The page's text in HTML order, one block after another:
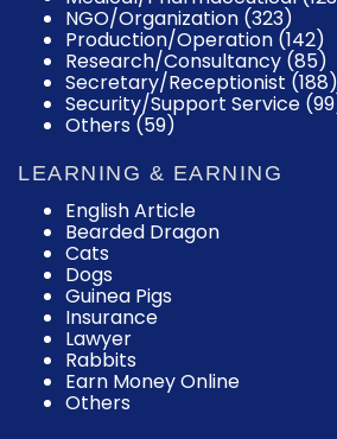
NGO/Organization (323)
Production/Operation (142)
Research/Consultancy (85)
Secretary/Receptionist (188)
Security/Support Service
Others (59)
LEARNING & EARNING
English Article
Bearded Dragon
Cats
Dogs
Guinea Pigs
Insurance
Lawyer
Rabbits
Earn Money Online
Others